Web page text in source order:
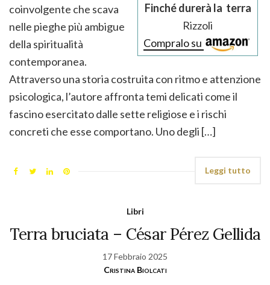
Finché durerà la terra
Rizzoli
Compralo su
coinvolgente che scava
nelle pieghe più ambigue
della spiritualità
contemporanea.
Attraverso una storia costruita con ritmo e attenzione
psicologica, l’autore affronta temi delicati come il
fascino esercitato dalle sette religiose e i rischi
concreti che esse comportano. Uno degli […]
Leggi tutto
Libri
Terra bruciata – César Pérez Gellida
17 Febbraio 2025
Cristina Biolcati